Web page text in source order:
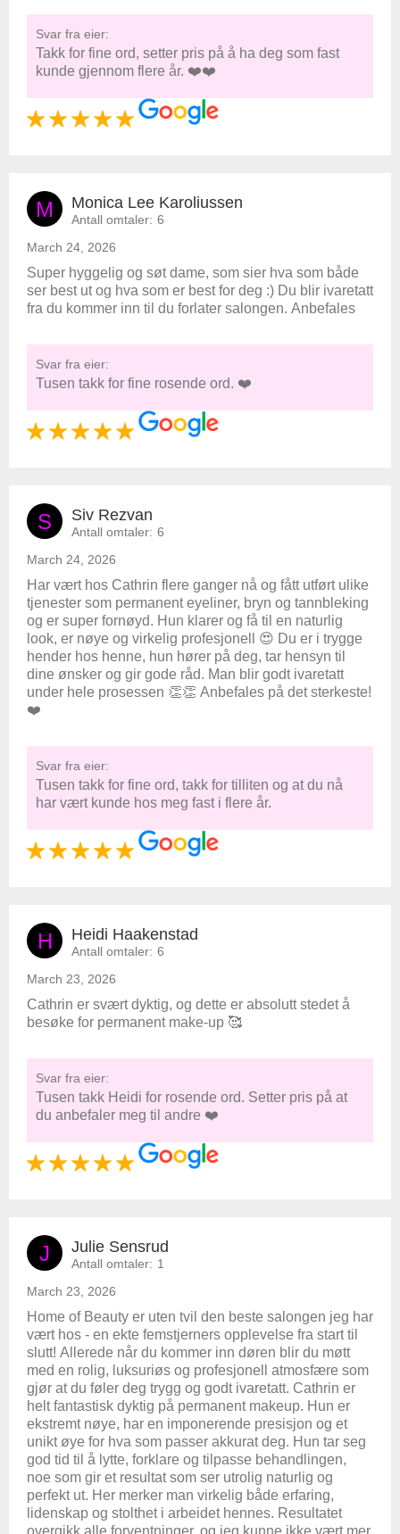
Svar fra eier:
Takk for fine ord, setter pris på å ha deg som fast
kunde gjennom flere år. ❤️❤️
M Monica Lee Karoliussen
Antall omtaler: 6
March 24, 2026
Super hyggelig og søt dame, som sier hva som både
ser best ut og hva som er best for deg :) Du blir ivaretatt
fra du kommer inn til du forlater salongen. Anbefales
Svar fra eier:
Tusen takk for fine rosende ord. ❤️
S Siv Rezvan
Antall omtaler: 6
March 24, 2026
Har vært hos Cathrin flere ganger nå og fått utført ulike
tjenester som permanent eyeliner, bryn og tannbleking
og er super fornøyd. Hun klarer og få til en naturlig
look, er nøye og virkelig profesjonell 😍 Du er i trygge
hender hos henne, hun hører på deg, tar hensyn til
dine ønsker og gir gode råd. Man blir godt ivaretatt
under hele prosessen 👏👏 Anbefales på det sterkeste!
❤️
Svar fra eier:
Tusen takk for fine ord, takk for tilliten og at du nå
har vært kunde hos meg fast i flere år.
H Heidi Haakenstad
Antall omtaler: 6
March 23, 2026
Cathrin er svært dyktig, og dette er absolutt stedet å
besøke for permanent make-up 🥰
Svar fra eier:
Tusen takk Heidi for rosende ord. Setter pris på at
du anbefaler meg til andre ❤️
J Julie Sensrud
Antall omtaler: 1
March 23, 2026
Home of Beauty er uten tvil den beste salongen jeg har
vært hos - en ekte femstjerners opplevelse fra start til
slutt! Allerede når du kommer inn døren blir du møtt
med en rolig, luksuriøs og profesjonell atmosfære som
gjør at du føler deg trygg og godt ivaretatt. Cathrin er
helt fantastisk dyktig på permanent makeup. Hun er
ekstremt nøye, har en imponerende presisjon og et
unikt øye for hva som passer akkurat deg. Hun tar seg
god tid til å lytte, forklare og tilpasse behandlingen,
noe som gir et resultat som ser utrolig naturlig og
perfekt ut. Her merker man virkelig både erfaring,
lidenskap og stolthet i arbeidet hennes. Resultatet
overgikk alle forventninger, og jeg kunne ikke vært mer